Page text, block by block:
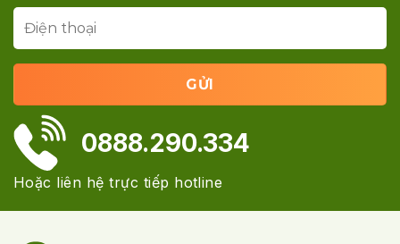
0888.290.334
Hoặc liên hệ trực tiếp hotline